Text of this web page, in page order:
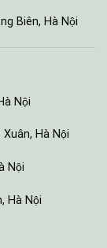
Biên, Hà Nội
Nội
Hà Nội
Nội
Hà Nội